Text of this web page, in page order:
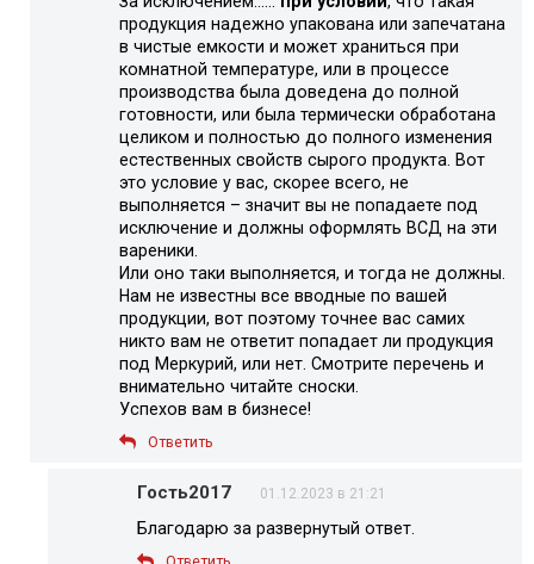
продукция надежно упакована или запечатана
в чистые емкости и может храниться при
комнатной температуре, или в процессе
производства была доведена до полной
готовности, или была термически обработана
целиком и полностью до полного изменения
естественных свойств сырого продукта. Вот
это условие у вас, скорее всего, не
выполняется – значит вы не попадаете под
исключение и должны оформлять ВСД на эти
вареники.
Или оно таки выполняется, и тогда не должны.
Нам не известны все вводные по вашей
продукции, вот поэтому точнее вас самих
никто вам не ответит попадает ли продукция
под Меркурий, или нет. Смотрите перечень и
внимательно читайте сноски.
Успехов вам в бизнесе!
Ответить
Гость2017 01.12.2023 в 21:21
Благодарю за развернутый ответ.